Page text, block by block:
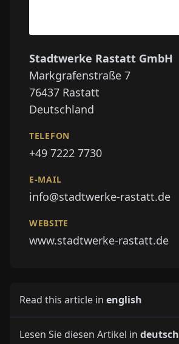
Stadtwerke Rastatt GmbH
Markgrafenstraße 7
76437 Rastatt
Deutschland
TELEFON
+49 7222 7730
E-MAIL
info@stadtwerke-rastatt.de
WEBSITE
www.stadtwerke-rastatt.de
Read this article in english
Lesen Sie diesen Artikel in deutsch